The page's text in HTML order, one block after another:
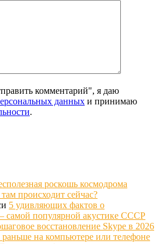
комментарий", я даю
данных и принимаю
.
роскошь космодрома
происходит сейчас?
5 удивляющих фактов о
самой популярной акустике СССР
восстановление Skype в 2026
на компьютере или телефоне